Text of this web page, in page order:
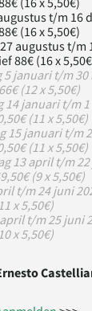
t/m 16
(16 x 5,50€)​​
t/m
88€ (16 x
5 januari t/m 30
(12 x 5,50€)​
t/m 1
(11 x 5,50€)​​
t/m 2
(11 x 5,50€)​
13 april t/m
(9 x 5,50€)​
24 juni
x 5,50€)​​
m 25 juni
x 5,50€)​